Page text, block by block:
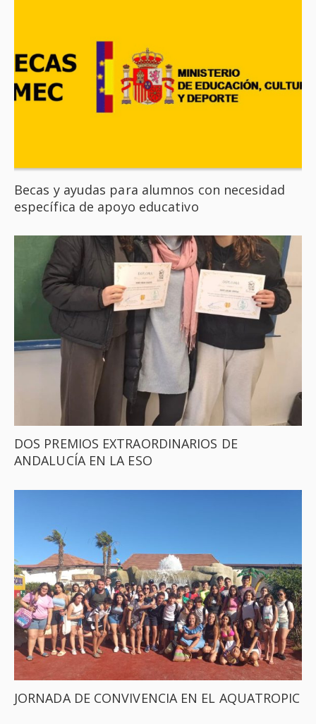
Becas y ayudas para alumnos con necesidad
específica de apoyo educativo
DOS PREMIOS EXTRAORDINARIOS DE
ANDALUCÍA EN LA ESO
JORNADA DE CONVIVENCIA EN EL AQUATROPIC